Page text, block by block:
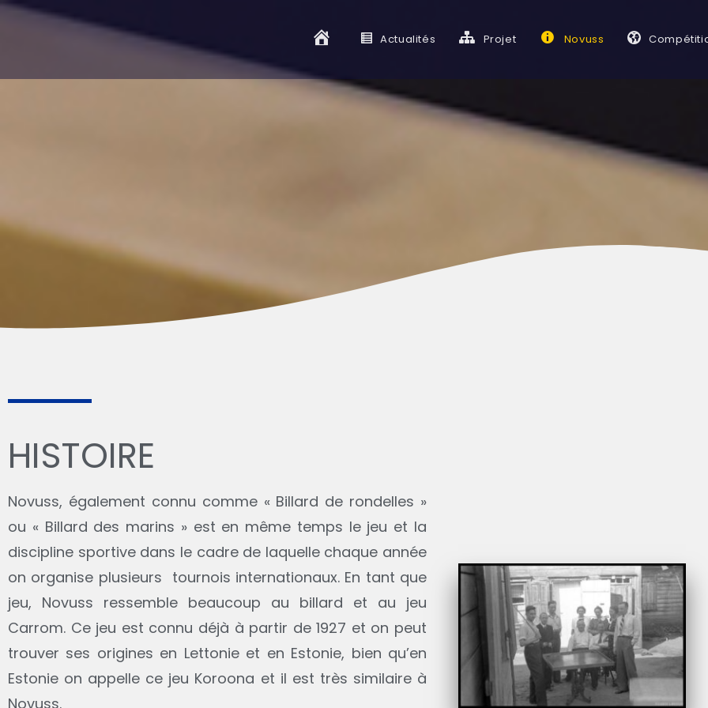
Actualités Projet Novuss
HISTOIRE
Novuss, également connu comme « Billard de rondelles »
ou « Billard des marins » est en même temps le jeu et la
discipline sportive dans le cadre de laquelle chaque année
on organise plusieurs tournois internationaux. En tant que
jeu, Novuss ressemble beaucoup au billard et au jeu
Carrom. Ce jeu est connu déjà à partir de 1927 et on peut
trouver ses origines en Lettonie et en Estonie, bien qu’en
Estonie on appelle ce jeu Koroona et il est très similaire à
Novuss.